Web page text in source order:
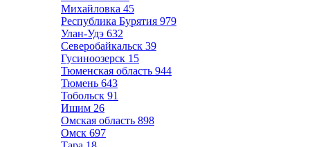
Михайловка 45
Республика Бурятия 979
Улан-Удэ 632
Северобайкальск 39
Гусиноозерск 15
Тюменская область 944
Тюмень 643
Тобольск 91
Ишим 26
Омская область 898
Омск 697